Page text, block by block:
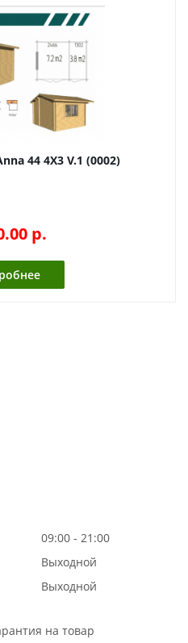
44 4Х3 V.1 (0002)
p.
09:00 - 21:00
Выходной
Выходной
на товар